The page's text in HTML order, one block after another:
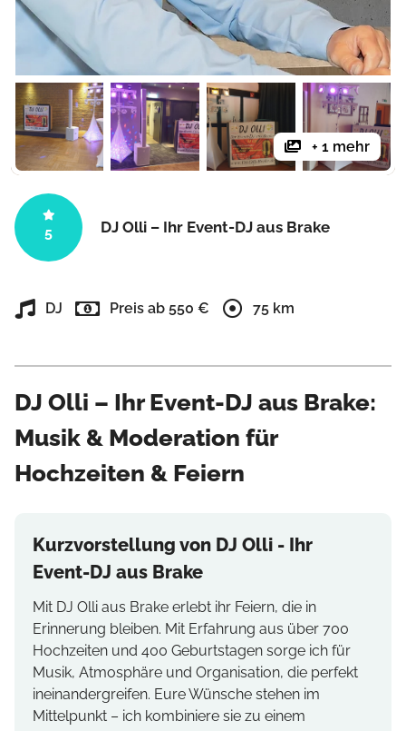
+ 1 mehr
5 DJ Olli – Ihr Event-DJ aus Brake
DJ Preis ab 550 € 75 km
DJ Olli – Ihr Event-DJ aus Brake:
Musik & Moderation für
Hochzeiten & Feiern
Kurzvorstellung von DJ Olli - Ihr
Event-DJ aus Brake
Mit DJ Olli aus Brake erlebt ihr Feiern, die in
Erinnerung bleiben. Mit Erfahrung aus über 700
Hochzeiten und 400 Geburtstagen sorge ich für
Musik, Atmosphäre und Organisation, die perfekt
ineinandergreifen. Eure Wünsche stehen im
Mittelpunkt – ich kombiniere sie zu einem